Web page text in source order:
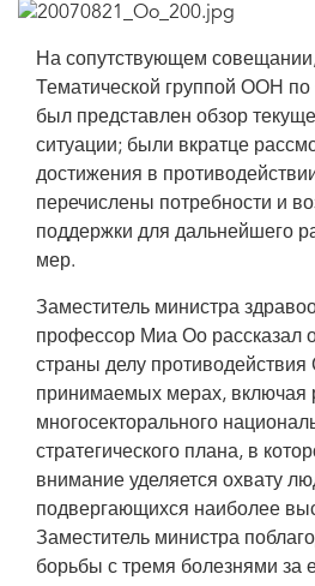
На сопутствующем
Тематической группой ООН
был представлен обзор
ситуации; были вкратце
достижения в
перечислены потребности и
поддержки для дальнейшего
мер.
Заместитель министра
профессор Миа Оо рассказал
страны делу
принимаемых мерах, включая
многосекторального
стратегического плана, в
внимание уделяется охвату
подвергающихся наиболее
Заместитель министра
борьбы с тремя болезнями за